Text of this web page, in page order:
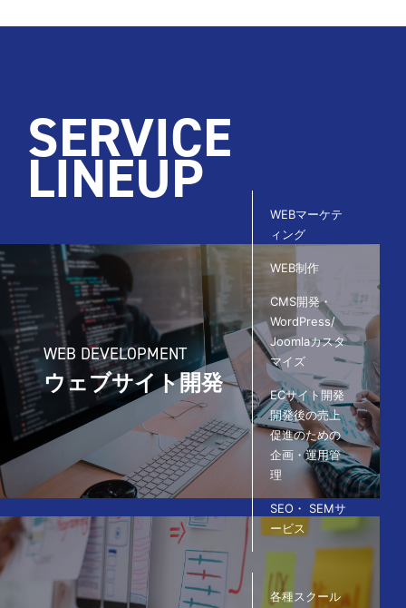
SERVICE
LINEUP
WEB DEVELOPMENT
ウェブサイト開発
WEBマーケテ
ィング
WEB制作
CMS開発・
WordPress/
Joomlaカスタ
マイズ
ECサイト開発
開発後の売上
促進のための
企画・運用管
理
SEO・
SEMサ
ービス
各種スクール